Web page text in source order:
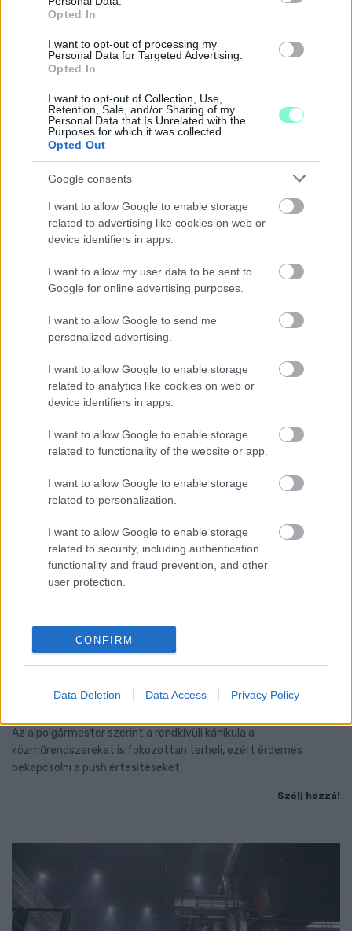
Opted In
I want to opt-out of processing my
Personal Data for Targeted Advertising.
Opted In
I want to opt-out of Collection, Use,
Retention, Sale, and/or Sharing of my
Personal Data that Is Unrelated with the
Purposes for which it was collected.
Opted Out
Google consents
I want to allow Google to enable storage
related to advertising like cookies on web or
device identifiers in apps.
I want to allow my user data to be sent to
Google for online advertising purposes.
I want to allow Google to send me
personalized advertising.
I want to allow Google to enable storage
related to analytics like cookies on web or
device identifiers in apps.
I want to allow Google to enable storage
related to functionality of the website or app.
I want to allow Google to enable storage
related to personalization.
I want to allow Google to enable storage
related to security, including authentication
functionality and fraud prevention, and other
user protection.
CONFIRM
Data Deletion Data Access Privacy Policy
KÁNIKULA-AKTUÁL: MEGHOSSZABBÍTOTTÁK A
HŐSÉGRIASZTÁST, A KÖVETKEZŐ 48 ÓRA LEHET A
LEGKRITIKUSABB AZ ENERGIAELLÁTÁS
SZEMPONTJÁBÓL, DE AZ UTOLSÓ PAKSI TURBINA
EGYELŐRE KITART
A Védelmi Munkacsoport szerint egyelőre stabil az ország
villamosenergia-rendszere, de továbbra is takarékosságra kérik
APPLIKÁCIÓ LETÖLTÉSÉRE BIZTATJA A
LAKOSSÁGOT KÓSA ROLAND
Az alpolgármester szerint a rendkívüli kánikula a
közműrendszereket is fokozottan terheli, ezért érdemes
bekapcsolni a push értesítéseket.
Szólj hozzá!